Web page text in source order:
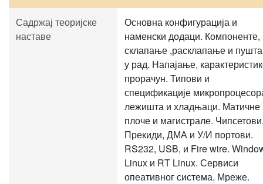
Садржај теоријске
наставе
Основна конфигурација и
наменски додаци. Компоненте,
склапање ,расклапање и
у рад. Напајање,
прорачун. Типови и
спецификације
лежишта и хладњаци. Матичне
плоче и магистрале.
Прекиди, ДМА и У/И портови.
RS232, USB, и Fire wire.
Linux и RT Linux. Сервиси
опеативног система. Мреже.